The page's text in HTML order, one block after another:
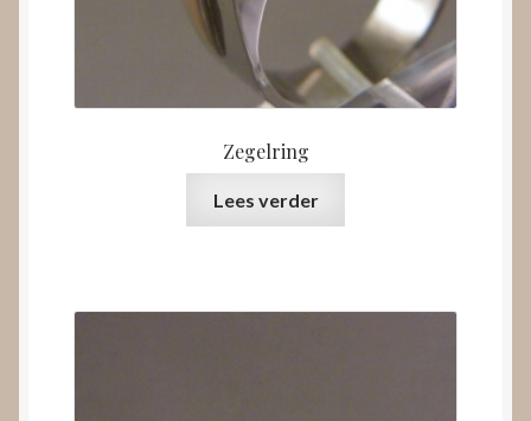
Zegelring
Lees verder